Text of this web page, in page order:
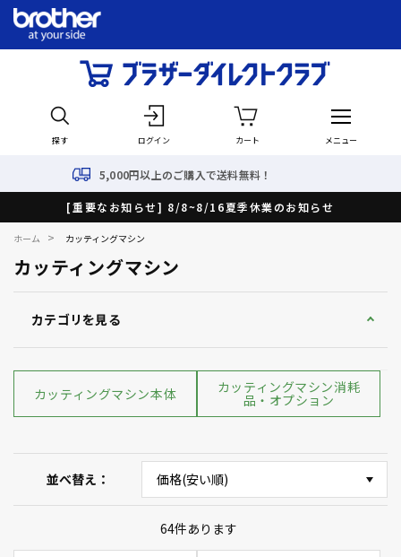
探す ログイン カート メニュー
円以上のご購入で送料無料！
[重要なお知らせ] 8/8~8/16夏季休業のお知らせ
ホーム > カッティングマシン
カッティングマシン
カテゴリを見る
カッティングマシン本体 カッティングマシン消耗
品・オプション
並べ替え
64件あります